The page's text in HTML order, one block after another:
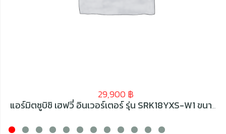
29,900 ฿
แอร์มิตซูบิชิ เฮฟวี่ อินเวอร์เตอร์ รุ่น SRK18YXS-W1 ขนาด 18392 BTU